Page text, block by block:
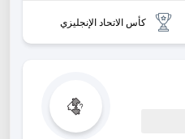
كأس الاتحاد الإنجليزي